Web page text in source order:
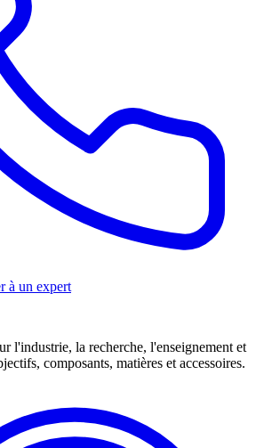
à un expert
l'industrie, la recherche, l'enseignement et
composants, matières et accessoires.